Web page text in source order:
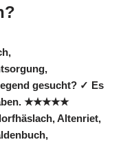
gesucht? ✓ Es
★★★★★
Altenriet,